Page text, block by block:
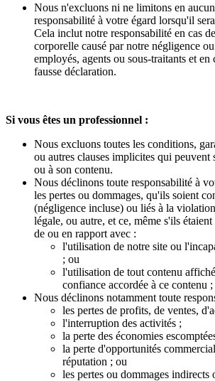
Nous n'excluons ni ne limitons en
responsabilité à votre égard lorsqu'il
Cela inclut notre responsabilité en cas
corporelle causé par notre négligence
employés, agents ou sous-traitants et en
fausse déclaration.
Si vous êtes un professionnel :
Nous excluons toutes les conditions,
ou autres clauses implicites qui peuvent
ou à son contenu.
Nous déclinons toute responsabilité à
les pertes ou dommages, qu'ils soient
(négligence incluse) ou liés à la
légale, ou autre, et ce, même s'ils
de ou en rapport avec :
l'utilisation de notre site ou
; ou
l'utilisation de tout contenu
confiance accordée à ce contenu ;
Nous déclinons notamment toute
les pertes de profits, de ventes,
l'interruption des activités ;
la perte des économies
la perte d'opportunités
réputation ; ou
les pertes ou dommages indirects